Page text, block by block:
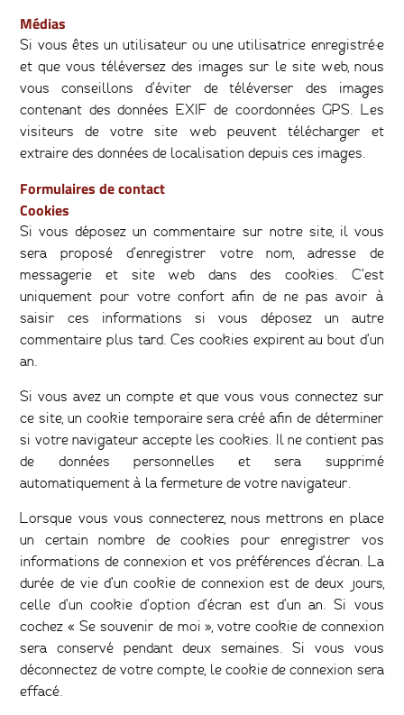
Médias
Si vous êtes un utilisateur ou une utilisatrice enregistré·e
et que vous téléversez des images sur le site web, nous
vous conseillons d’éviter de téléverser des images
contenant des données EXIF de coordonnées GPS. Les
visiteurs de votre site web peuvent télécharger et
extraire des données de localisation depuis ces images.
Formulaires de contact
Cookies
Si vous déposez un commentaire sur notre site, il vous
sera proposé d’enregistrer votre nom, adresse de
messagerie et site web dans des cookies. C’est
uniquement pour votre confort afin de ne pas avoir à
saisir ces informations si vous déposez un autre
commentaire plus tard. Ces cookies expirent au bout d’un
an.
Si vous avez un compte et que vous vous connectez sur
ce site, un cookie temporaire sera créé afin de déterminer
si votre navigateur accepte les cookies. Il ne contient pas
de données personnelles et sera supprimé
automatiquement à la fermeture de votre navigateur.
Lorsque vous vous connecterez, nous mettrons en place
un certain nombre de cookies pour enregistrer vos
informations de connexion et vos préférences d’écran. La
durée de vie d’un cookie de connexion est de deux jours,
celle d’un cookie d’option d’écran est d’un an. Si vous
cochez « Se souvenir de moi », votre cookie de connexion
sera conservé pendant deux semaines. Si vous vous
déconnectez de votre compte, le cookie de connexion sera
effacé.